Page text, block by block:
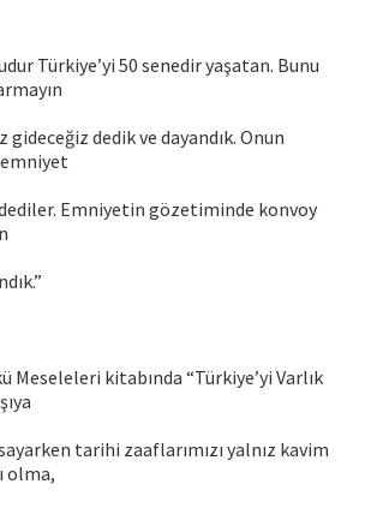
Türkiye’yi 50 senedir yaşatan. Bunu
dedik ve dayandık. Onun
Emniyetin gözetiminde konvoy
Meseleleri kitabında “Türkiye’yi Varlık
tarihi zaaflarımızı yalnız kavim
olma,